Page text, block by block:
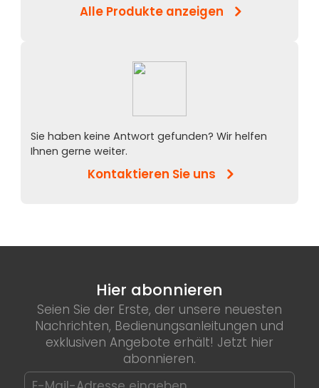
Alle Produkte anzeigen
Sie haben keine Antwort gefunden? Wir helfen
Ihnen gerne weiter.
Kontaktieren Sie uns
Hier abonnieren
Seien Sie der Erste, der unsere neuesten
Nachrichten, Bedienungsanleitungen und
exklusiven Angebote erhält! Jetzt hier
abonnieren.